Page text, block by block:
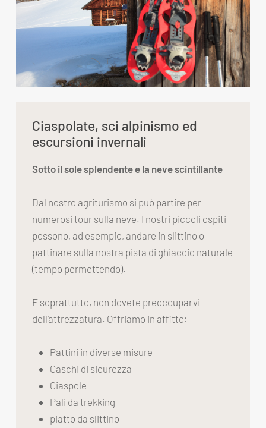
Ciaspolate, sci alpinismo ed
escursioni invernali
Sotto il sole splendente e la neve scintillante
Dal nostro agriturismo si può partire per
numerosi tour sulla neve. I nostri piccoli ospiti
possono, ad esempio, andare in slittino o
pattinare sulla nostra pista di ghiaccio naturale
(tempo permettendo).
E soprattutto, non dovete preoccuparvi
dell’attrezzatura. Offriamo in affitto:
Pattini in diverse misure
Caschi di sicurezza
Ciaspole
Pali da trekking
piatto da slittino